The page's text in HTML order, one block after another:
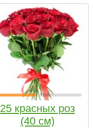
25 красных роз
(40 см)